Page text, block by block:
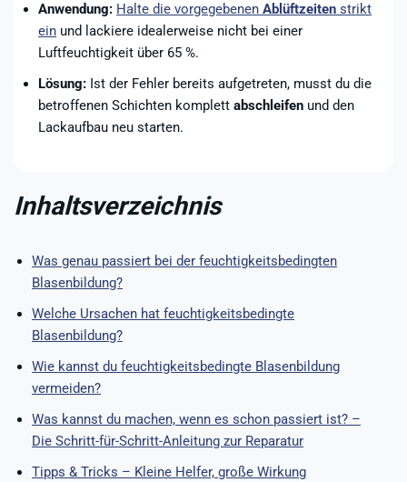
Anwendung: Halte die vorgegebenenAblüftzeiten strikt
ein und lackiere idealerweise nicht bei einer
Luftfeuchtigkeit über 65 %.
Lösung: Ist der Fehler bereits aufgetreten, musst du die
betroffenen Schichten komplettabschleifen und den
Lackaufbau neu starten.
Inhaltsverzeichnis
Was genau passiert bei der feuchtigkeitsbedingten
Blasenbildung?
Welche Ursachen hat feuchtigkeitsbedingte
Blasenbildung?
Wie kannst du feuchtigkeitsbedingte Blasenbildung
vermeiden?
Was kannst du machen, wenn es schon passiert ist? –
Die Schritt-für-Schritt-Anleitung zur Reparatur
Tipps & Tricks – Kleine Helfer, große Wirkung